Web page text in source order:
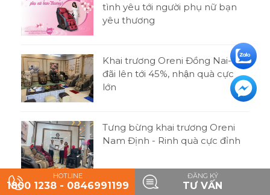
tình yêu tới người phụ nữ bạn
yêu thương
Khai trương Oreni Đồng Nai-Ưu
đãi lên tới 45%, nhận quà cực
lớn
Tưng bừng khai trương Oreni
Nam Định - Rinh quà cực đỉnh
HOTLINE
1800 1238 - 0846991199
ĐĂNG KÝ
TƯ VẤN